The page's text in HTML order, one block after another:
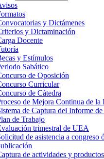
y Dictámenes
y Dictaminación
Docente
y Estímulos
Sabático
de Oposición
Curricular
de Cátedra
de Mejora Continua de la
de Captura del Informe
de Trabajo
trimestral de UEA
de asistencia a congreso
de actividades y